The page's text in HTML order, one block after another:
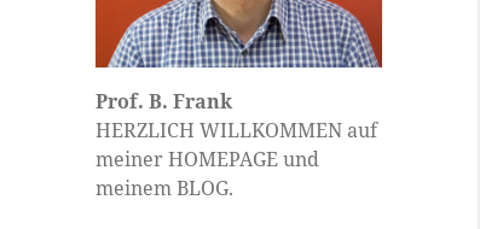
Prof. B. Frank
HERZLICH WILLKOMMEN auf
meiner HOMEPAGE und
meinem BLOG.